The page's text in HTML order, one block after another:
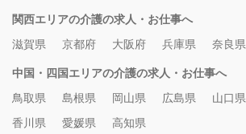
関西エリアの介護の求人・お仕事へ
滋賀県
京都府 大阪府 兵庫県 奈良県
中国・四国エリアの介護の求人・お仕事へ
鳥取県
島根県 岡山県 広島県 山口県
香川県
愛媛県 高知県